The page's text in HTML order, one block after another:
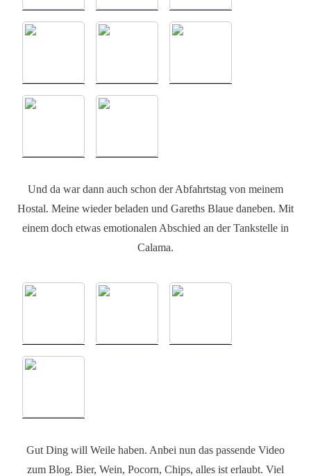
Und da war dann auch schon der Abfahrtstag von meinem
Hostal. Meine wieder beladen und Gareths Blaue daneben. Mit
einem doch etwas emotionalen Abschied an der Tankstelle in
Calama.
Gut Ding will Weile haben. Anbei nun das passende Video
zum Blog. Bier, Wein, Pocorn, Chips, alles ist erlaubt. Viel